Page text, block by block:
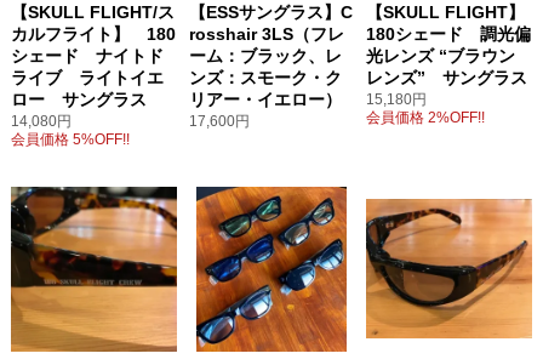
【SKULL FLIGHT/ス
カルフライト】 180
シェード ナイトド
ライブ ライトイエ
ロー サングラス
14,080円
会員価格 5%OFF!!
【ESSサングラス】C
rosshair 3LS（フレ
ーム：ブラック、レ
ンズ：スモーク・ク
リアー・イエロー）
17,600円
【SKULL FLIGHT】
180シェード 調光偏
光レンズ “ブラウン
レンズ” サングラス
15,180円
会員価格 2%OFF!!